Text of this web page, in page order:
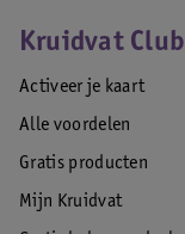
Kruidvat Club
Activeer je kaart
Alle voordelen
Gratis producten
Mijn Kruidvat